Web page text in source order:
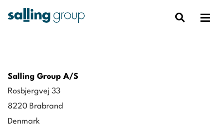
Salling Group A/S
Rosbjergvej 33
8220 Brabrand
Denmark